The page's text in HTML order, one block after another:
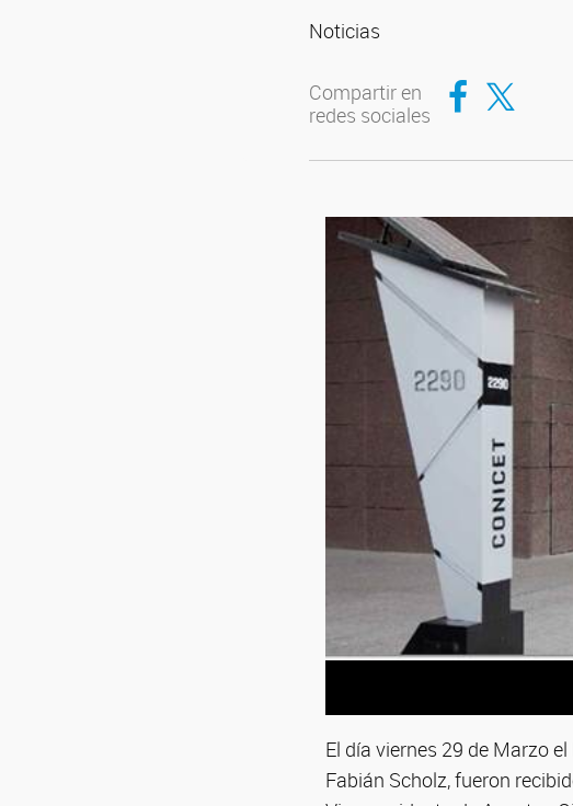
Noticias
Compartir en
redes sociales
Compartir enCompartir en Twitter
El día viernes 29 de Marzo
Fabián Scholz, fueron